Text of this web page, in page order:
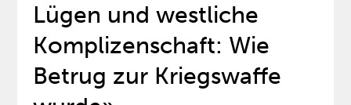
Lügen und westliche
Komplizenschaft: Wie
Betrug zur Kriegswaffe